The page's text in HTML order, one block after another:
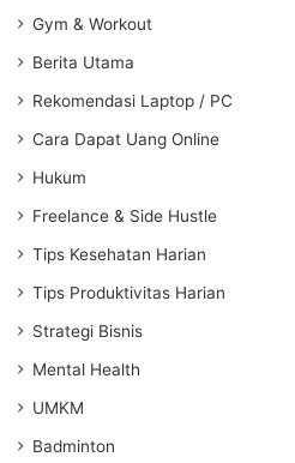
Gym & Workout
Berita Utama
Rekomendasi Laptop / PC
Cara Dapat Uang Online
Hukum
Freelance & Side Hustle
Tips Kesehatan Harian
Tips Produktivitas Harian
Strategi Bisnis
Mental Health
UMKM
Badminton